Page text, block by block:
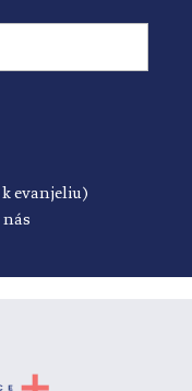
evanjeliu)